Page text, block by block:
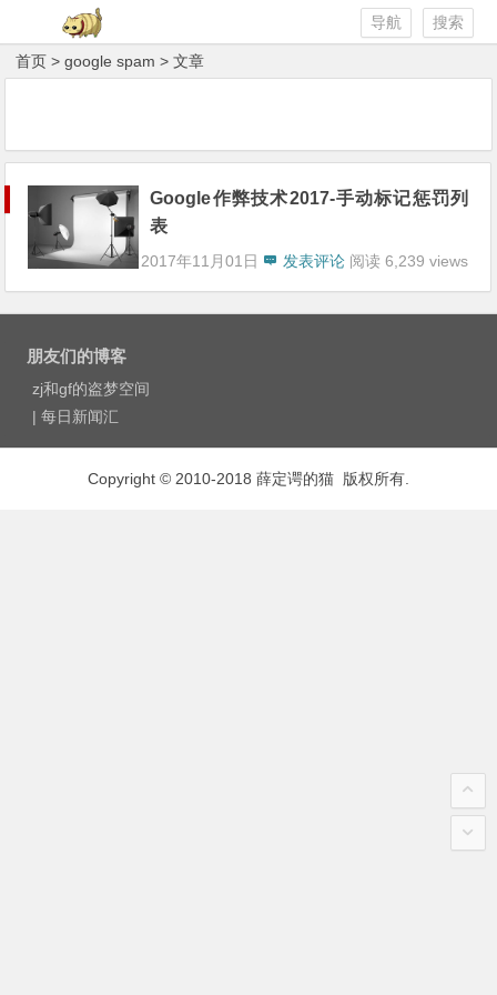
搜索
导航
首页 > google spam > 文章
Google作弊技术2017-手动标记惩罚列
表
2017年11月01日 发表评论 阅读 6,239 views
朋友们的博客
zj和gf的盗梦空间
|每日新闻汇
Copyright © 2010-2018 薛定谔的猫 版权所有.